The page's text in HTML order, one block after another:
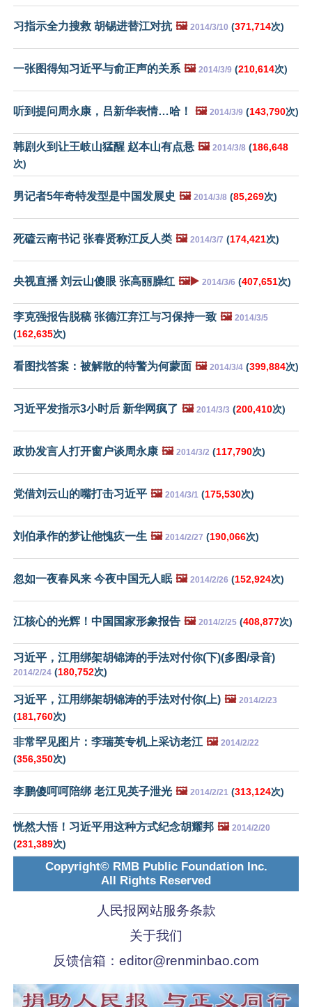
习指示全力搜救 胡锡进替江对抗 🖼️ 2014/3/10 (371,714次)
一张图得知习近平与俞正声的关系 🖼️ 2014/3/9 (210,614次)
听到提问周永康，吕新华表情…哈！ 🖼️ 2014/3/9 (143,790次)
韩剧火到让王岐山猛醒 赵本山有点悬 🖼️ 2014/3/8 (186,648
次)
男记者5年奇特发型是中国发展史 🖼️ 2014/3/8 (85,269次)
死磕云南书记 张春贤称江反人类 🖼️ 2014/3/7 (174,421次)
央视直播 刘云山傻眼 张高丽臊红 🖼️▶️ 2014/3/6 (407,651次)
李克强报告脱稿 张德江弃江与习保持一致 🖼️ 2014/3/5
(162,635次)
看图找答案：被解散的特警为何蒙面 🖼️ 2014/3/4 (399,884次)
习近平发指示3小时后 新华网疯了 🖼️ 2014/3/3 (200,410次)
政协发言人打开窗户谈周永康 🖼️ 2014/3/2 (117,790次)
党借刘云山的嘴打击习近平 🖼️ 2014/3/1 (175,530次)
刘伯承作的梦让他愧疚一生 🖼️ 2014/2/27 (190,066次)
忽如一夜春风来 今夜中国无人眠 🖼️ 2014/2/26 (152,924次)
江核心的光辉！中国国家形象报告 🖼️ 2014/2/25 (408,877次)
习近平，江用绑架胡锦涛的手法对付你(下)(多图/录音)
2014/2/24 (180,752次)
习近平，江用绑架胡锦涛的手法对付你(上) 🖼️ 2014/2/23
(181,760次)
非常罕见图片：李瑞英专机上采访老江 🖼️ 2014/2/22
(356,350次)
李鹏傻呵呵陪绑 老江见英子泄光 🖼️ 2014/2/21 (313,124次)
恍然大悟！习近平用这种方式纪念胡耀邦 🖼️ 2014/2/20
(231,389次)
Copyright© RMB Public Foundation Inc.
All Rights Reserved
人民报网站服务条款
关于我们
反馈信箱： editor@renminbao.com